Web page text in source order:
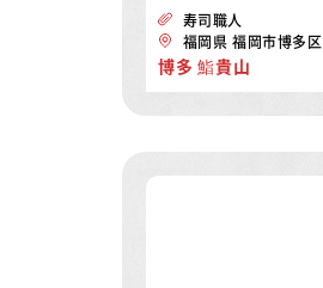
寿司職人
福岡県 福岡市博多区
博多 鮨貴山